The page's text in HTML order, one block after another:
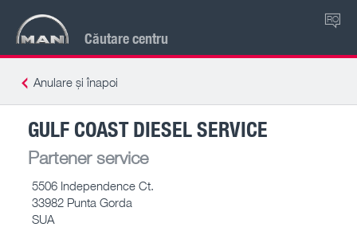
Căutare centru
RO
Anulare și înapoi
GULF COAST DIESEL SERVICE
Partener service
5506 Independence Ct.
33982 Punta Gorda
SUA